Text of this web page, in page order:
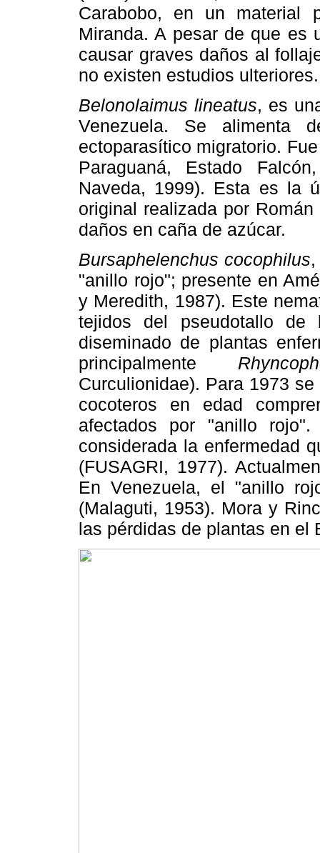
Carabobo, en un material
Miranda. A pesar de que es
causar graves daños al
no existen estudios ulteriores.
Belonolaimus lineatus, es
Venezuela. Se
ectoparasítico migratorio.
Paraguaná, Estado
Naveda, 1999). Esta es la
original realizada por
daños en caña de azúcar.
Bursaphelenchus cocophilus
"anillo rojo"; presente en
y Meredith, 1987). Este
tejidos del pseudotallo de
diseminado de plantas
principalmente
Curculionidae). Para 1973
cocoteros en edad
afectados por "anillo
considerada la enfermedad
(FUSAGRI, 1977).
En Venezuela, el "anillo
(Malaguti, 1953). Mora y
las pérdidas de plantas en el